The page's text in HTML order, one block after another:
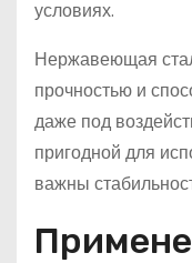
условиях.
Нержавеющая
прочностью и
даже под
пригодной для
важны